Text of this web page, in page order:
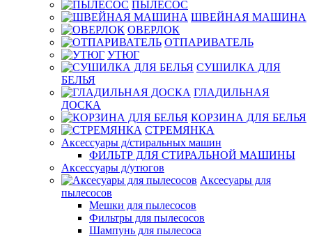
ПЫЛЕСОС
ШВЕЙНАЯ МАШИНА
ОВЕРЛОК
ОТПАРИВАТЕЛЬ
УТЮГ
СУШИЛКА ДЛЯ
БЕЛЬЯ
ГЛАДИЛЬНАЯ
ДОСКА
КОРЗИНА ДЛЯ БЕЛЬЯ
СТРЕМЯНКА
Аксессуары д/стиральных машин
ФИЛЬТР ДЛЯ СТИРАЛЬНОЙ МАШИНЫ
Аксессуары д/утюгов
Аксесуары для
пылесосов
Мешки для пылесосов
Фильтры для пылесосов
Шампунь для пылесоса